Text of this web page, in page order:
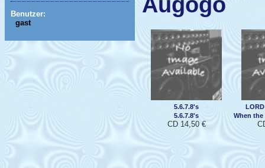
Benutzer:
gast
5.6.7.8's
5.6.7.8's
CD 14,50 €
When